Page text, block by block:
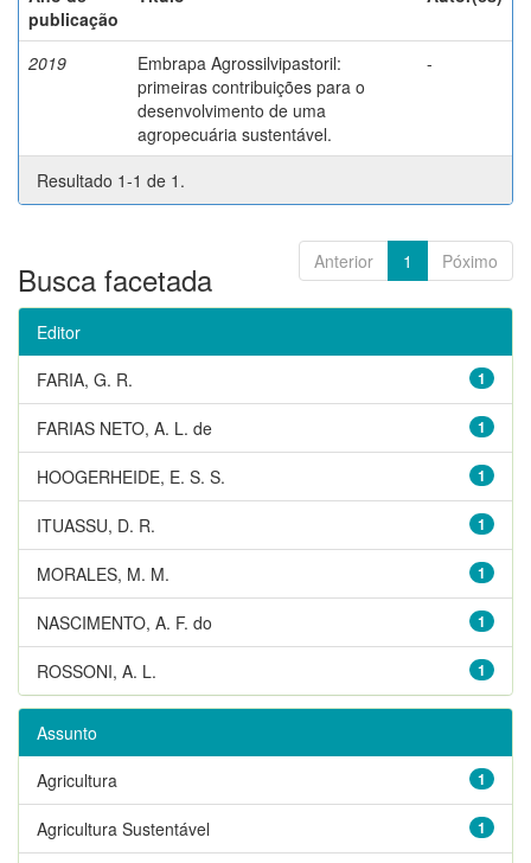
publicação
2019
Embrapa Agrossilvipastoril:
primeiras contribuições para o
desenvolvimento de uma
agropecuária sustentável.
-
Resultado 1-1 de 1.
Anterior 1 Póximo
Busca facetada
Editor
1
FARIA, G. R.
1
FARIAS NETO, A. L. de
1
HOOGERHEIDE, E. S. S.
1
ITUASSU, D. R.
1
MORALES, M. M.
1
NASCIMENTO, A. F. do
1
ROSSONI, A. L.
Assunto
1
Agricultura
1
Agricultura Sustentável